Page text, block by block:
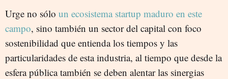
Urge no sólo un ecosistema startup maduro en este
campo, sino también un sector del capital con foco
sostenibilidad que entienda los tiempos y las
particularidades de esta industria, al tiempo que desde la
esfera pública también se deben alentar las sinergias